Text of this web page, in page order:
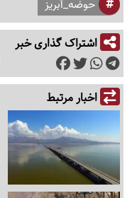
حوضه_آبریز
اشتراک گذاری خبر
اخبار مرتبط